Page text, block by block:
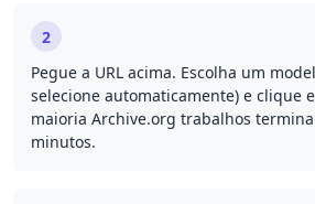
2
Pegue a URL acima. Escolha um
selecione automaticamente) e clique
maioria Archive.org trabalhos
minutos.